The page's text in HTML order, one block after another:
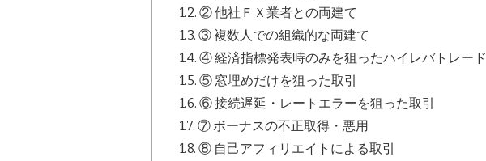
1.2. ② 他社ＦＸ業者との両建て
1.3. ③ 複数人での組織的な両建て
1.4. ④ 経済指標発表時のみを狙ったハイレバトレード
1.5. ⑤ 窓埋めだけを狙った取引
1.6. ⑥ 接続遅延・レートエラーを狙った取引
1.7. ⑦ ボーナスの不正取得・悪用
1.8. ⑧ 自己アフィリエイトによる取引